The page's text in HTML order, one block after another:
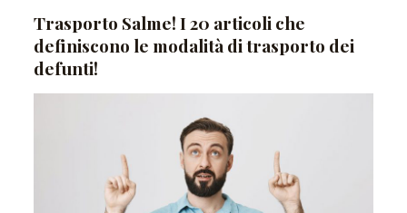
Trasporto Salme! I 20 articoli che
definiscono le modalità di trasporto dei
defunti!